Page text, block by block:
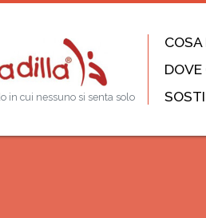
in cui nessuno si senta solo
DOVE